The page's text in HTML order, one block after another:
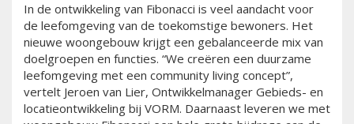
In de ontwikkeling van Fibonacci is veel aandacht voor
de leefomgeving van de toekomstige bewoners. Het
nieuwe woongebouw krijgt een gebalanceerde mix van
doelgroepen en functies. “We creëren een duurzame
leefomgeving met een community living concept”,
vertelt Jeroen van Lier, Ontwikkelmanager Gebieds- en
locatieontwikkeling bij VORM. Daarnaast leveren we met